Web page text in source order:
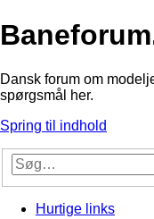
Dansk forum om
spørgsmål her.
Spring til indhold
Hurtige links